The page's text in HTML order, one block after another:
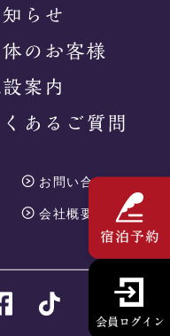
お問い合わせ
会社概要